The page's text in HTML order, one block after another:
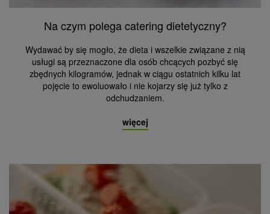
Na czym polega catering dietetyczny?
Wydawać by się mogło, że dieta i wszelkie związane z nią
usługi są przeznaczone dla osób chcących pozbyć się
zbędnych kilogramów, jednak w ciągu ostatnich kilku lat
pojęcie to ewoluowało i nie kojarzy się już tylko z
odchudzaniem.
więcej